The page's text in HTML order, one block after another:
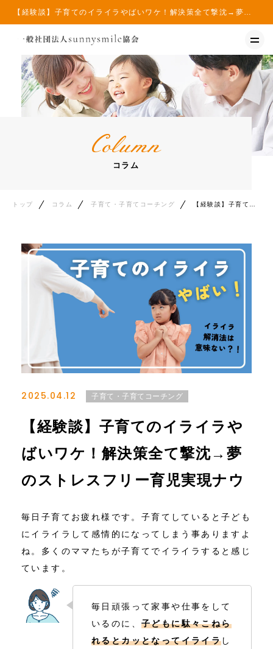
【経験談】子育てのイライラやばいワケ！解決策全て撃沈→夢のストレスフリー育児実現ナウ - 一般社団法人sunnysmile協会 | 一般社団法人sunnysmile協会
トップ
イベント
コラム
ニュース
Column
コラム
トップ コラム 子育て・子育てコーチング
2025.04.12 子育て・子育てコーチング
【経験談】子育てのイライラや
ばいワケ！解決策全て撃沈→夢
のストレスフリー育児実現ナウ
毎日子育てお疲れ様です。子育てしていると子ども
にイライラして感情的になってしまう事ありますよ
ね。多くのママたちが子育てでイライラすると感じ
ています。
毎日頑張って家事や仕事をして
いるのに、 子どもに駄々こねら
れるとカッとなってイライラし